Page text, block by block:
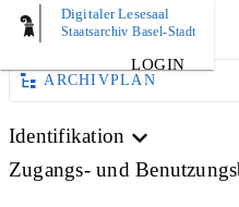
Digitaler Lesesaal
Staatsarchiv Basel-Stadt
LOGIN
AKTE
ARCHIVPLAN
Identifikation
Zugangs- und